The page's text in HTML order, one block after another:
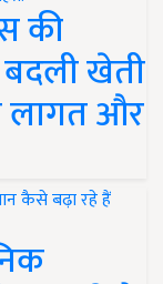
की
खेती
लागत और